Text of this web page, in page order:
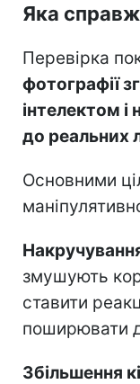
Яка
Перевірка
фотографії
інтелектом
до реальних
Основними
змушують
ставити
поширювати
Збільшення